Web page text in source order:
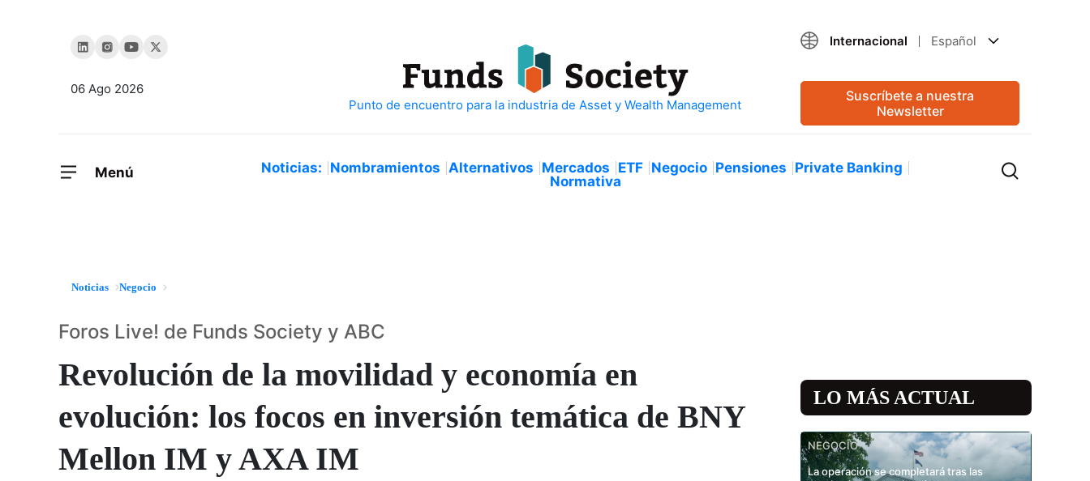
06 Ago 2026
Internacional Español
Suscríbete a nuestra
Newsletter
Menú Noticias: Nombramientos Alternativos Mercados ETF Negocio Pensiones Private Banking
Normativa
Noticias Negocio
Revolución de la movilidad y economía en
evolución: los focos en inversión temática de BNY
Mellon IM y AXA IM
Foros Live! de Funds Society y ABC
LO MÁS ACTUAL
NEGOCIO
La operación se completará tras las